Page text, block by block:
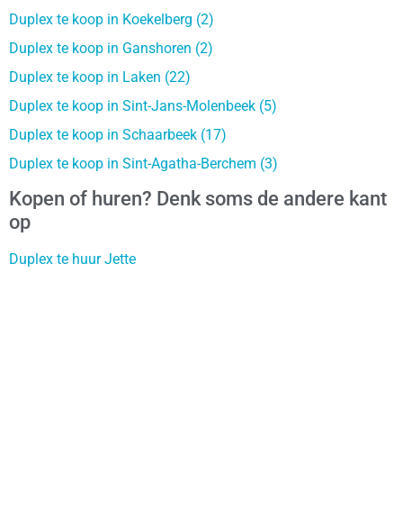
Duplex te koop in Koekelberg (2)
Duplex te koop in Ganshoren (2)
Duplex te koop in Laken (22)
Duplex te koop in Sint-Jans-Molenbeek (5)
Duplex te koop in Schaarbeek (17)
Duplex te koop in Sint-Agatha-Berchem (3)
Kopen of huren? Denk soms de andere kant
op
Duplex te huur Jette